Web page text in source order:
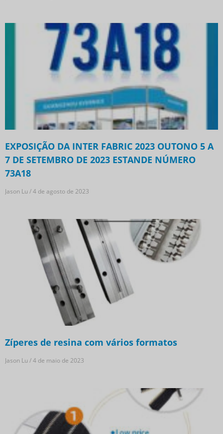
EXPOSIÇÃO DA INTER FABRIC 2023 OUTONO 5 A
7 DE SETEMBRO DE 2023 ESTANDE NÚMERO
73A18
Jason Lu 4 de agosto de 2023
Zíperes de resina com vários formatos
Jason Lu 4 de maio de 2023